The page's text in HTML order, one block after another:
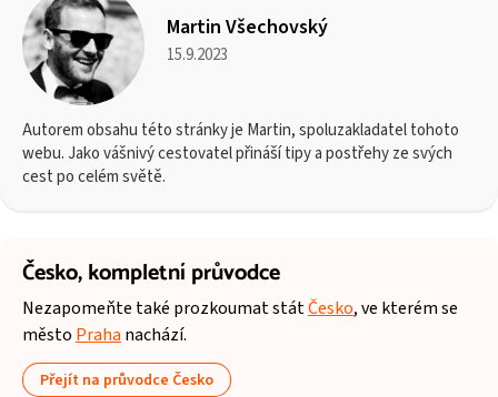
Martin Všechovský
15.9.2023
Autorem obsahu této stránky je Martin, spoluzakladatel tohoto
webu. Jako vášnivý cestovatel přináší tipy a postřehy ze svých
cest po celém světě.
Česko,kompletní průvodce
Nezapomeňte také prozkoumat státČesko, ve kterém se
městoPrahanachází.
Přejít na průvodce Česko